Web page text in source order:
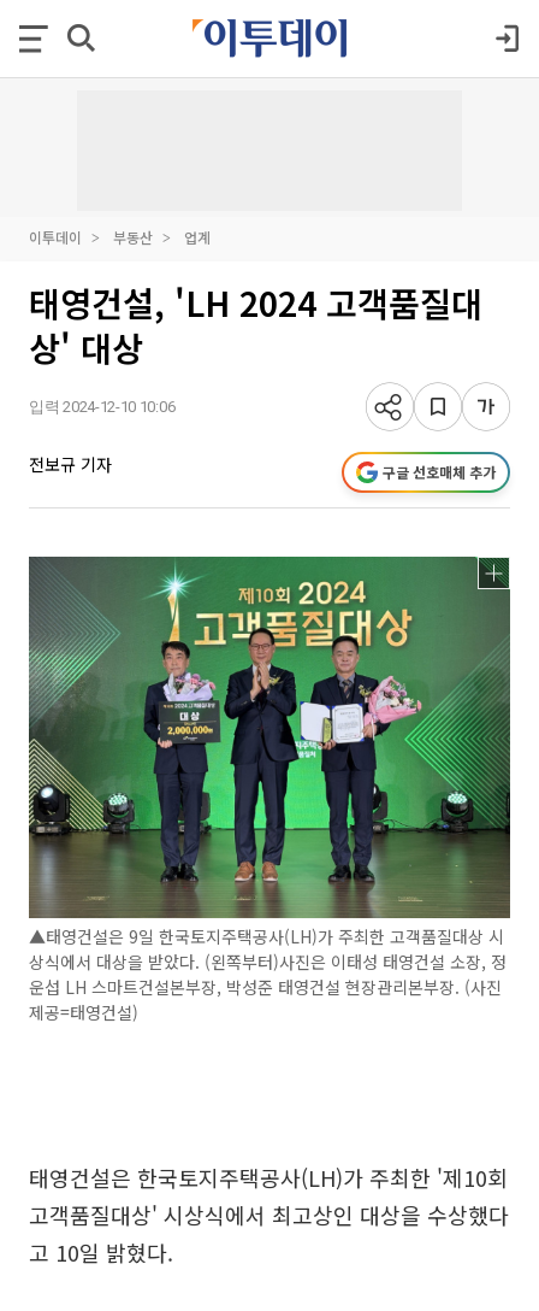
이투데이 부동산 업계
태영건설, 'LH 2024 고객품질대
상' 대상
입력 2024-12-10 10:06
전보규 기자 구글 선호매체 추가
▲태영건설은 9일 한국토지주택공사(LH)가 주최한 고객품질대상 시
상식에서 대상을 받았다. (왼쪽부터)사진은 이태성 태영건설 소장, 정
운섭 LH 스마트건설본부장, 박성준 태영건설 현장관리본부장. (사진
제공=태영건설)
태영건설은 한국토지주택공사(LH)가 주최한 '제10회
고객품질대상' 시상식에서 최고상인 대상을 수상했다
고 10일 밝혔다.